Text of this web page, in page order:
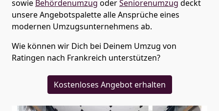
sowie Behördenumzug oderSeniorenumzug deckt
unsere Angebotspalette alle Ansprüche eines
modernen Umzugsunternehmens ab.
Wie können wir Dich bei Deinem Umzug von
Ratingen nach Frankreich unterstützen?
Kostenloses Angebot erhalten